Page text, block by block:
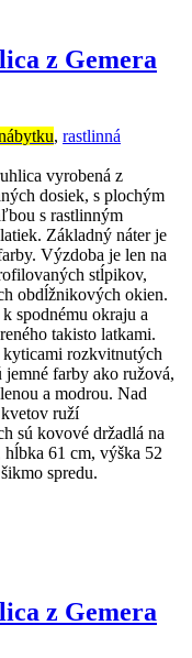
z Gemera
, rastlinná
vyrobená z
dosiek, s plochým
s rastlinným
Základný náter je
Výzdoba je len na
stĺpikov,
obdĺžnikových okien.
spodnému okraju a
takisto latkami.
rozkvitnutých
farby ako ružová,
a modrou. Nad
ruží
sú kovové držadlá na
hĺbka 61 cm, výška 52
spredu.
z Gemera